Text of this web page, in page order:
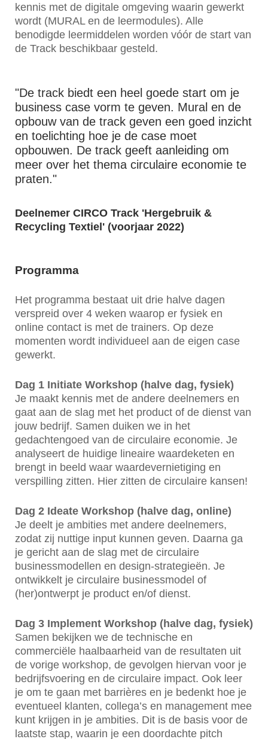
kennis met de digitale omgeving waarin gewerkt
wordt (MURAL en de leermodules). Alle
benodigde leermiddelen worden vóór de start van
de Track beschikbaar gesteld.
"De track biedt een heel goede start om je
business case vorm te geven. Mural en de
opbouw van de track geven een goed inzicht
en toelichting hoe je de case moet
opbouwen. De track geeft aanleiding om
meer over het thema circulaire economie te
praten."
Deelnemer CIRCO Track 'Hergebruik &
Recycling Textiel' (voorjaar 2022)
Programma
Het programma bestaat uit drie halve dagen
verspreid over 4 weken waarop er fysiek en
online contact is met de trainers. Op deze
momenten wordt individueel aan de eigen case
gewerkt.
Dag 1 Initiate Workshop (halve dag, fysiek)
Je maakt kennis met de andere deelnemers en
gaat aan de slag met het product of de dienst van
jouw bedrijf. Samen duiken we in het
gedachtengoed van de circulaire economie. Je
analyseert de huidige lineaire waardeketen en
brengt in beeld waar waardevernietiging en
verspilling zitten. Hier zitten de circulaire kansen!
Dag 2 Ideate Workshop (halve dag, online)
Je deelt je ambities met andere deelnemers,
zodat zij nuttige input kunnen geven. Daarna ga
je gericht aan de slag met de circulaire
businessmodellen en design-strategieën. Je
ontwikkelt je circulaire businessmodel of
(her)ontwerpt je product en/of dienst.
Dag 3 Implement Workshop (halve dag, fysiek)
Samen bekijken we de technische en
commerciële haalbaarheid van de resultaten uit
de vorige workshop, de gevolgen hiervan voor je
bedrijfsvoering en de circulaire impact. Ook leer
je om te gaan met barrières en je bedenkt hoe je
eventueel klanten, collega’s en management mee
kunt krijgen in je ambities. Dit is de basis voor de
laatste stap, waarin je een doordachte pitch